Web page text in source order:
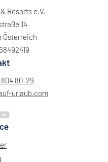
Resorts e.V.
14
Österreich
80-29
urlaub.com